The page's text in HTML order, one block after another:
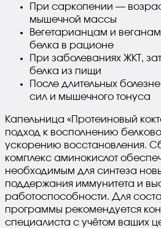
При саркопении —
мышечной массы
Вегетарианцам и
белка в рационе
При заболеваниях ЖКТ,
белка из пищи
После длительных
сил и мышечного тонуса
Капельница «Протеиновый
подход к восполнению
ускорению восстановления.
комплекс аминокислот
необходимым для синтеза
поддержания иммунитета и
работоспособности. Для
программы рекомендуется
специалиста с учётом ваших